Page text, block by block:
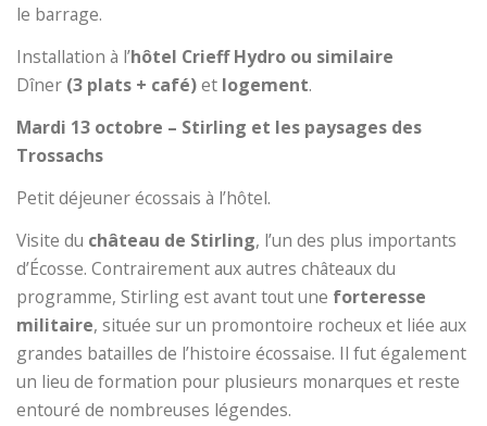
le barrage.
Installation à l’hôtel Crieff Hydro ou similaire
Dîner (3 plats + café)et logement.
Mardi 13 octobre – Stirling et les paysages des
Trossachs
Petit déjeuner écossais à l’hôtel.
Visite du château de Stirling, l’un des plus importants
d’Écosse. Contrairement aux autres châteaux du
programme, Stirling est avant tout une forteresse
militaire, située sur un promontoire rocheux et liée aux
grandes batailles de l’histoire écossaise. Il fut également
un lieu de formation pour plusieurs monarques et reste
entouré de nombreuses légendes.